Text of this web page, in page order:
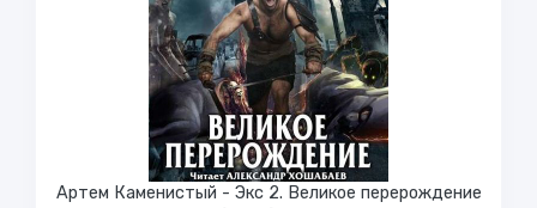
Артем Каменистый - Экс 2. Великое перерождение